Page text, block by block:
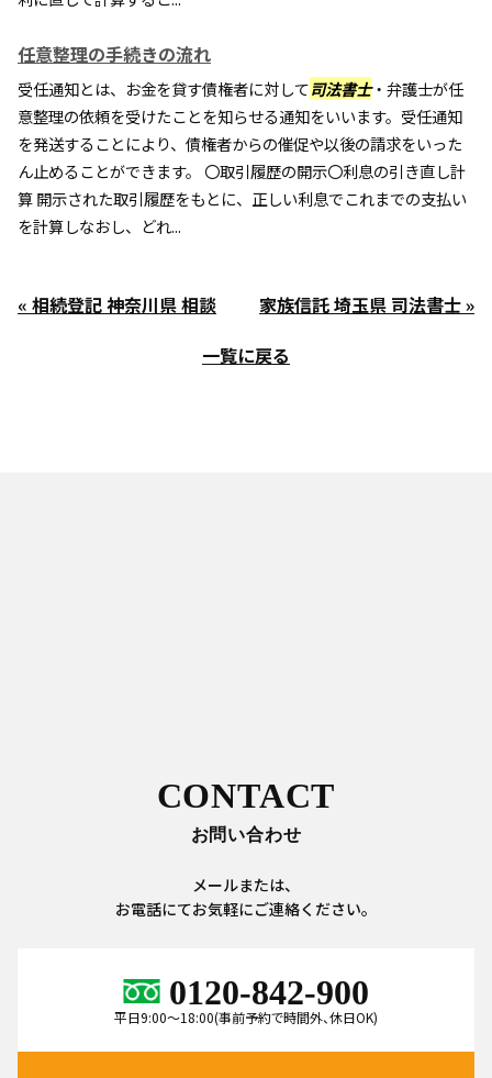
任意整理の手続きの流れ
受任通知とは、お金を貸す債権者に対して司法書士・弁護士が任
意整理の依頼を受けたことを知らせる通知をいいます。受任通知
を発送することにより、債権者からの催促や以後の請求をいった
ん止めることができます。 〇取引履歴の開示〇利息の引き直し計
算 開示された取引履歴をもとに、正しい利息でこれまでの支払い
を計算しなおし、どれ...
« 相続登記 神奈川県 相談
家族信託 埼玉県 司法書士 »
一覧に戻る
CONTACT
お問い合わせ
メールまたは、
お電話にてお気軽にご連絡ください。
0120-842-900
平日9:00～18:00(事前予約で時間外、休日OK)